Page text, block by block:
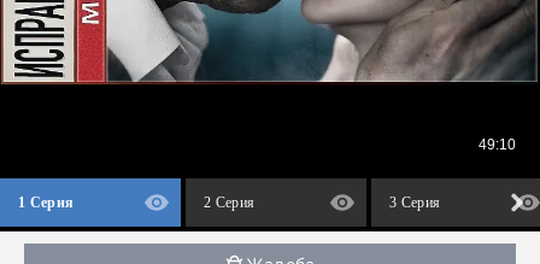
1 Серия 2 Серия 3 Серия